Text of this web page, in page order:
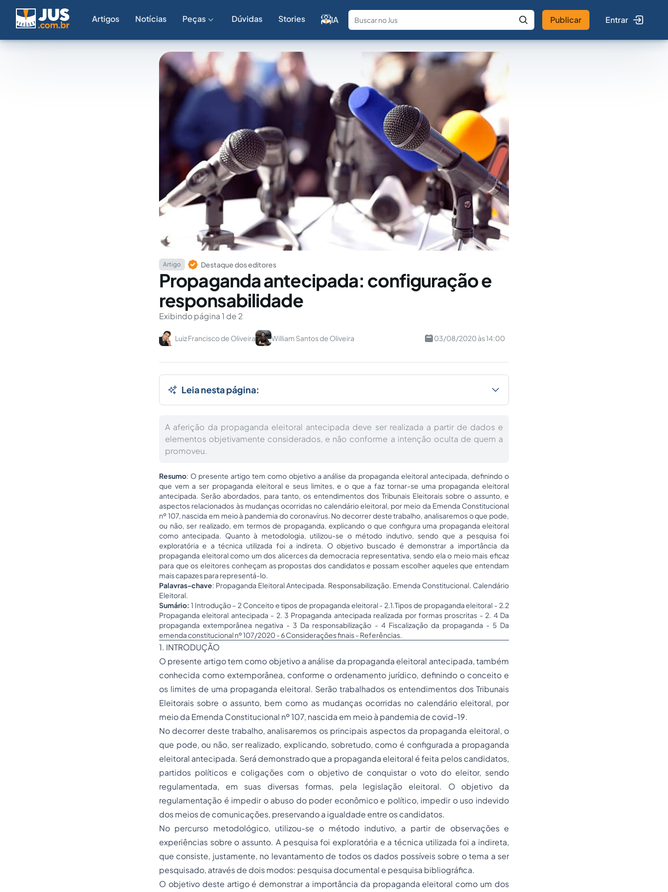
Artigos Notícias Peças Dúvidas Stories IA
Fale com a IA Buscar no Jus
Publicar Entrar
Artigo Destaque dos editores
Propaganda antecipada: configuração e
responsabilidade
Exibindo página 1 de 2
Luiz Francisco de Oliveira William Santos de Oliveira 03/08/2020 às 14:00
Leia nesta página:
A aferição da propaganda eleitoral antecipada deve ser realizada a partir de dados e
elementos objetivamente considerados, e não conforme a intenção oculta de quem a
promoveu.
Resumo: O presente artigo tem como objetivo a análise da propaganda eleitoral antecipada, definindo o
que vem a ser propaganda eleitoral e seus limites, e o que a faz tornar-se uma propaganda eleitoral
antecipada. Serão abordados, para tanto, os entendimentos dos Tribunais Eleitorais sobre o assunto, e
aspectos relacionados às mudanças ocorridas no calendário eleitoral, por meio da Emenda Constitucional
nº 107, nascida em meio à pandemia do coronavírus. No decorrer deste trabalho, analisaremos o que pode,
ou não, ser realizado, em termos de propaganda, explicando o que configura uma propaganda eleitoral
como antecipada. Quanto à metodologia, utilizou-se o método indutivo, sendo que a pesquisa foi
exploratória e a técnica utilizada foi a indireta. O objetivo buscado é demonstrar a importância da
propaganda eleitoral como um dos alicerces da democracia representativa, sendo ela o meio mais eficaz
para que os eleitores conheçam as propostas dos candidatos e possam escolher aqueles que entendam
mais capazes para representá-lo.
Palavras-chave: Propaganda Eleitoral Antecipada. Responsabilização. Emenda Constitucional. Calendário
Eleitoral.
Sumário: 1 Introdução – 2 Conceito e tipos de propaganda eleitoral - 2.1.Tipos de propaganda eleitoral - 2.2
Propaganda eleitoral antecipada - 2. 3 Propaganda antecipada realizada por formas proscritas - 2. 4 Da
propaganda extemporânea negativa - 3 Da responsabilização - 4 Fiscalização da propaganda - 5 Da
emenda constitucional nº 107/2020 - 6 Considerações finais - Referências.
1. INTRODUÇÃO
O presente artigo tem como objetivo a análise da propaganda eleitoral antecipada, também
conhecida como extemporânea, conforme o ordenamento jurídico, definindo o conceito e
os limites de uma propaganda eleitoral. Serão trabalhados os entendimentos dos Tribunais
Eleitorais sobre o assunto, bem como as mudanças ocorridas no calendário eleitoral, por
meio da Emenda Constitucional nº 107, nascida em meio à pandemia de covid-19.
No decorrer deste trabalho, analisaremos os principais aspectos da propaganda eleitoral, o
que pode, ou não, ser realizado, explicando, sobretudo, como é configurada a propaganda
eleitoral antecipada. Será demonstrado que a propaganda eleitoral é feita pelos candidatos,
partidos políticos e coligações com o objetivo de conquistar o voto do eleitor, sendo
regulamentada, em suas diversas formas, pela legislação eleitoral. O objetivo da
regulamentação é impedir o abuso do poder econômico e político, impedir o uso indevido
dos meios de comunicações, preservando a igualdade entre os candidatos.
No percurso metodológico, utilizou-se o método indutivo, a partir de observações e
experiências sobre o assunto. A pesquisa foi exploratória e a técnica utilizada foi a indireta,
que consiste, justamente, no levantamento de todos os dados possíveis sobre o tema a ser
pesquisado, através de dois modos: pesquisa documental e pesquisa bibliográfica.
O objetivo deste artigo é demonstrar a importância da propaganda eleitoral como um dos